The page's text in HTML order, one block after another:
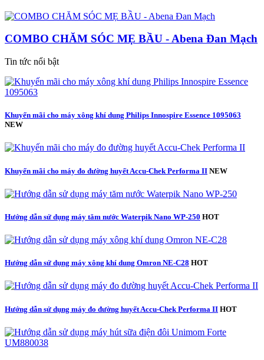
COMBO CHĂM SÓC MẸ BẦU - Abena Đan Mạch
Tin tức nổi bật
Khuyến mãi cho máy xông khí dung Philips Innospire Essence 1095063
NEW
Khuyến mãi cho máy đo đường huyết Accu-Chek Performa II NEW
Hướng dẫn sử dụng máy tăm nước Waterpik Nano WP-250 HOT
Hướng dẫn sử dụng máy xông khí dung Omron NE-C28 HOT
Hướng dẫn sử dụng máy đo đường huyết Accu-Chek Performa II HOT